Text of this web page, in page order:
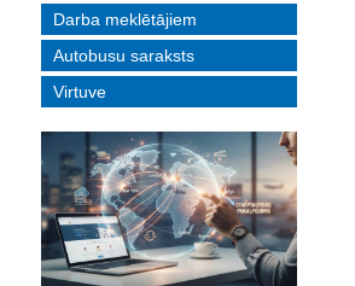
Darba meklētājiem
Autobusu saraksts
Virtuve